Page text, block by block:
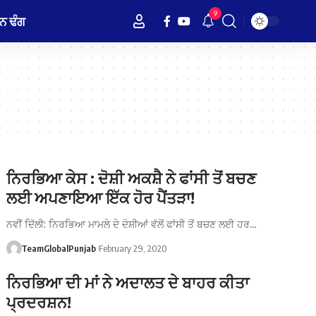
ਢੰਗ 9
ਨਿਰਭਿਆ ਕੇਸ : ਦੋਸ਼ੀ ਅਕਸ਼ੈ ਨੇ ਫਾਂਸੀ ਤੋਂ ਬਚਣ
ਲਈ ਅਪਣਾਇਆ ਇੱਕ ਹੋਰ ਪੈਂਤੜਾ!
ਨਵੀਂ ਦਿੱਲੀ: ਨਿਰਭਿਆ ਮਾਮਲੇ ਦੇ ਦੋਸ਼ੀਆਂ ਵੱਲੋਂ ਫਾਂਸੀ ਤੋਂ ਬਚਣ ਲਈ ਹਰ…
TeamGlobalPunjab February 29, 2020
ਨਿਰਭਿਆ ਦੀ ਮਾਂ ਨੇ ਅਦਾਲਤ ਦੇ ਬਾਹਰ ਕੀਤਾ
ਪ੍ਰਦਰਸ਼ਨ!